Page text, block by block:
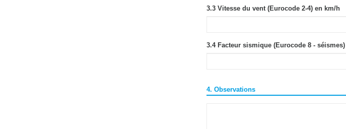
3.3 Vitesse du vent (Eurocode 2-4) en km/h
3.4 Facteur sismique (Eurocode 8 -
4. Observations